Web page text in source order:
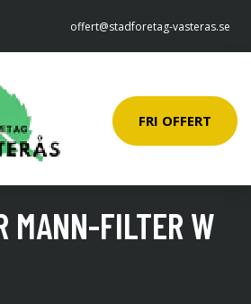
offert@stadforetag-vasteras.se
FRI OFFERT
MANN-FILTER W